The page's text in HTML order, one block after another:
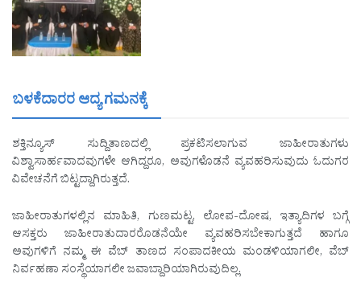
ಬಳಕೆದಾರರ ಆದ್ಯ ಗಮನಕ್ಕೆ
ಶಕ್ತಿನ್ಯೂಸ್ ಸುದ್ದಿತಾಣದಲ್ಲಿ ಪ್ರಕಟಿಸಲಾಗುವ ಜಾಹೀರಾತುಗಳು
ವಿಶ್ವಾಸಾರ್ಹವಾದವುಗಳೇ ಆಗಿದ್ದರೂ, ಅವುಗಳೊಡನೆ ವ್ಯವಹರಿಸುವುದು ಓದುಗರ
ವಿವೇಚನೆಗೆ ಬಿಟ್ಟದ್ದಾಗಿರುತ್ತದೆ.
ಜಾಹೀರಾತುಗಳಲ್ಲಿನ ಮಾಹಿತಿ, ಗುಣಮಟ್ಟ, ಲೋಪ-ದೋಷ, ಇತ್ಯಾದಿಗಳ ಬಗ್ಗೆ
ಆಸಕ್ತರು ಜಾಹೀರಾತುದಾರರೊಡನೆಯೇ ವ್ಯವಹರಿಸಬೇಕಾಗುತ್ತದೆ ಹಾಗೂ
ಅವುಗಳಿಗೆ ನಮ್ಮ ಈ ವೆಬ್ ತಾಣದ ಸಂಪಾದಕೀಯ ಮಂಡಳಿಯಾಗಲೀ, ವೆಬ್
ನಿರ್ವಹಣಾ ಸಂಸ್ಥೆಯಾಗಲೀ ಜವಾಬ್ದಾರಿಯಾಗಿರುವುದಿಲ್ಲ.